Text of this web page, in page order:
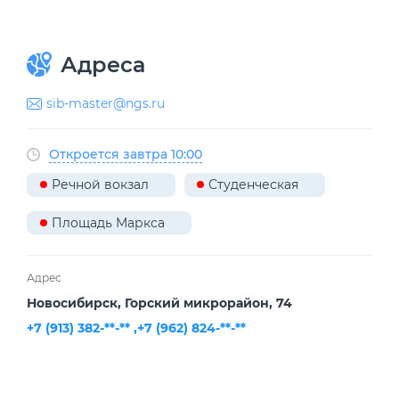
Адреса
sib-master@ngs.ru
Откроется завтра 10:00
Речной вокзал
Студенческая
Площадь Маркса
Адрес
Новосибирск, ​Горский микрорайон, 74
+7 (913) 382-**-** ,+7 (962) 824-**-**